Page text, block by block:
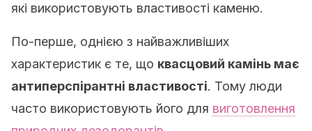
які використовують властивості каменю.
По-перше, однією з найважливіших
характеристик є те, що квасцовий камінь має
антиперспірантні властивості. Тому люди
часто використовують його для виготовлення